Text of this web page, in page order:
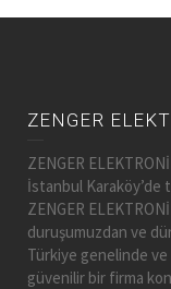
ZENGER
ZENGER
İstanbul Karaköy’de
ZENGER
duruşumuzdan ve
Türkiye genelinde
güvenilir bir firma